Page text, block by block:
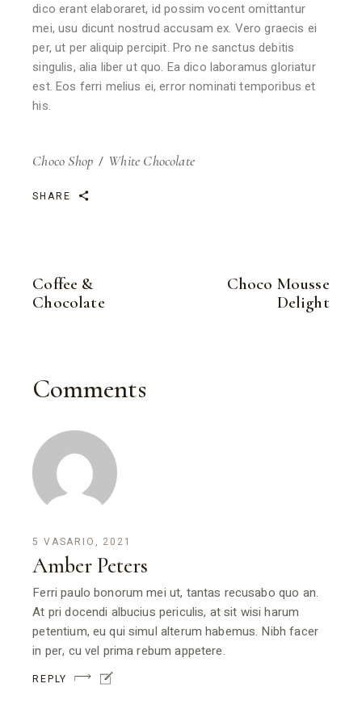
dico erant elaboraret, id possim vocent omittantur
mei, usu dicunt nostrud accusam ex. Vero graecis ei
per, ut per aliquip percipit. Pro ne sanctus debitis
singulis, alia liber ut quo. Ea dico laboramus gloriatur
est. Eos ferri melius ei, error nominati temporibus et
his.
Choco Shop White Chocolate
SHARE
Coffee &
Chocolate
Choco Mousse
Delight
Comments
5 VASARIO, 2021
Amber Peters
Ferri paulo bonorum mei ut, tantas recusabo quo an.
At pri docendi albucius periculis, at sit wisi harum
petentium, eu qui simul alterum habemus. Nibh facer
in per, cu vel prima rebum appetere.
REPLY